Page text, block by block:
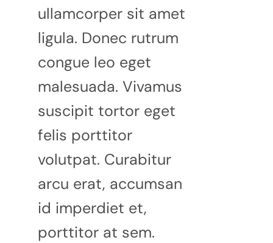
ullamcorper sit amet
ligula. Donec rutrum
congue leo eget
malesuada. Vivamus
suscipit tortor eget
felis porttitor
volutpat. Curabitur
arcu erat, accumsan
id imperdiet et,
porttitor at sem.